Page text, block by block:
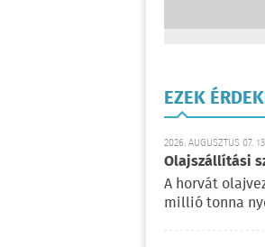
EZEK
2026. AUGUSZTUS 07.
Olajszállítási
A horvát
millió tonna